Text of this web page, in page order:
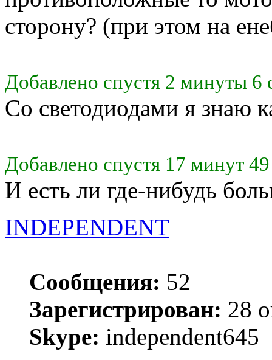
сторону? (при этом на
Добавлено спустя 2 минуты 6
Со светодиодами я знаю
Добавлено спустя 17 минут
И есть ли где-нибудь
INDEPENDENT
Сообщения: 52
Зарегистрирован: 28
Skype: independent645